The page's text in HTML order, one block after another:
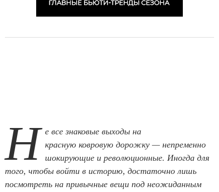
Н е все знаковые выходы на
красную ковровую дорожку — непременно
шокирующие и революционные. Иногда для
того, чтобы войти в историю, достаточно лишь
посмотреть на привычные вещи под неожиданным